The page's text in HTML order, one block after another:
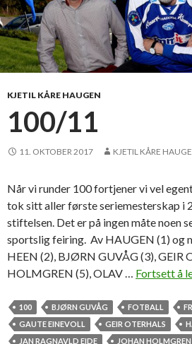
p
å
j
u
b
i
l
e
f
e
s
t
e
n
–
KJETIL KÅRE HAUGEN
100/11
11. OKTOBER 2017 KJETIL KÅRE
Når vi runder 100 fortjener vi vel
tok sitt aller første seriemesterskap i
stiftelsen. Det er på ingen måte noen
sportslig feiring. Av HAUGEN (1) og
HEEN (2), BJØRN GUVÅG (3), GEIR
HOLMGREN (5), OLAV … Fortsett å
100 BJØRN GUVÅG FOTBALL
GAUTE EINEVOLL
GEIR OTERHALS
JAN RAGNAVLD EIDE
JOHAN HOLMGREN